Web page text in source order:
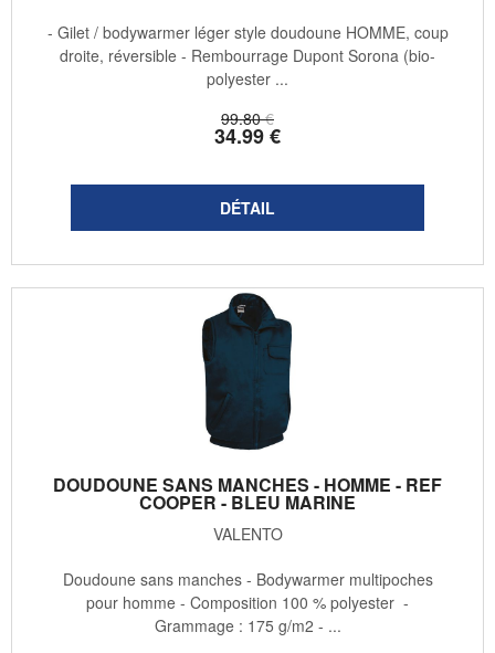
99.80 €
34.99€
- Gilet / bodywarmer léger style doudoune HOMME, coup
droite, réversible - Rembourrage Dupont Sorona (bio-
polyester ...
DOUDOUNE SANS MANCHES - HOMME - REF
COOPER - BLEU MARINE
VALENTO
Doudoune sans manches - Bodywarmer multipoches
pour homme - Composition 100 % polyester -
Grammage : 175 g/m2 - ...